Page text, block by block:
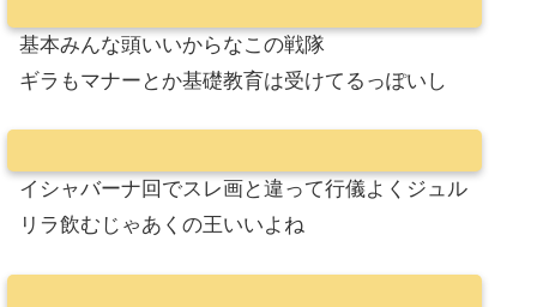
基本みんな頭いいからなこの戦隊
ギラもマナーとか基礎教育は受けてるっぽいし
イシャバーナ回でスレ画と違って行儀よくジュル
リラ飲むじゃあくの王いいよね